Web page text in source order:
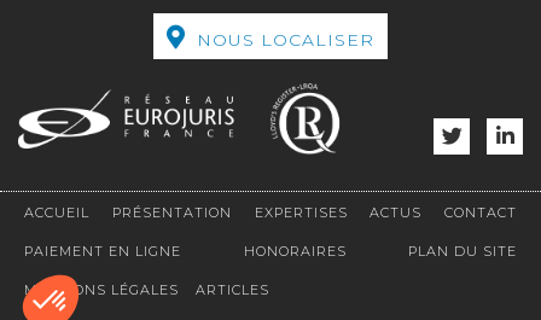
NOUS LOCALISER
ACCUEIL PRÉSENTATION EXPERTISES ACTUS CONTACT
PAIEMENT EN LIGNE HONORAIRES PLAN DU SITE
MENTIONS LÉGALES ARTICLES